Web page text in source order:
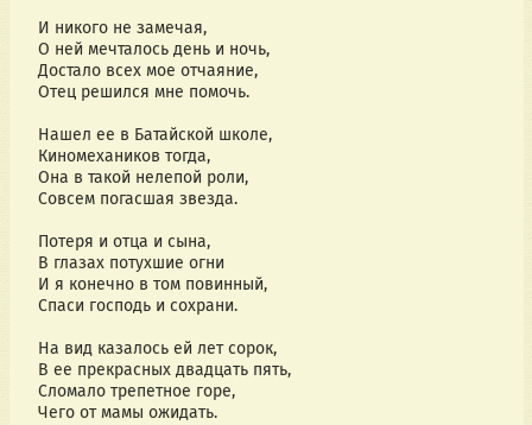
И никого не замечая,
О ней мечталось день и ночь,
Достало всех мое отчаяние,
Отец решился мне помочь.
Нашел ее в Батайской школе,
Киномехаников тогда,
Она в такой нелепой роли,
Совсем погасшая звезда.
Потеря и отца и сына,
В глазах потухшие огни
И я конечно в том повинный,
Спаси господь и сохрани.
На вид казалось ей лет сорок,
В ее прекрасных двадцать пять,
Сломало трепетное горе,
Чего от мамы ожидать.